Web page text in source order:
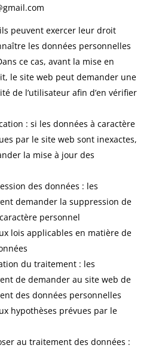
peuvent exercer leur droit
les données personnelles
ce cas, avant la mise en
le site web peut demander une
de l’utilisateur afin d’en vérifier
: si les données à caractère
par le site web sont inexactes,
la mise à jour des
des données : les
demander la suppression de
personnel
lois applicables en matière de
du traitement : les
de demander au site web de
des données personnelles
hypothèses prévues par le
au traitement des données :